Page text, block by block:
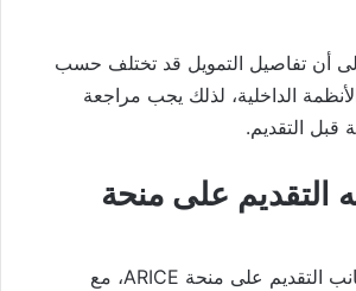
إلى أن تفاصيل التمويل قد تختلف حسب
الداخلية، لذلك يجب مراجعة
قبل التقديم.
التقديم على منحة
يمكن للطلاب الأجانب التقديم على منحة ARICE، مع